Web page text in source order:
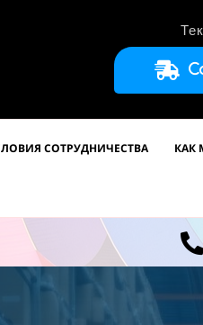
СОТРУДНИЧЕСТВА КАК